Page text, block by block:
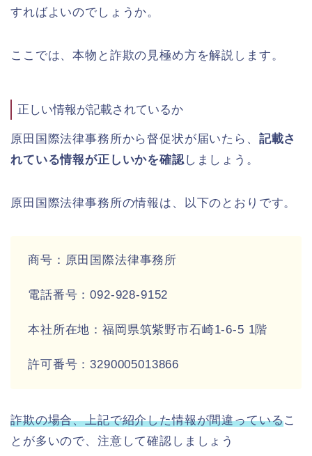
すればよいのでしょうか。
ここでは、本物と詐欺の見極め方を解説します。
正しい情報が記載されているか
原田国際法律事務所から督促状が届いたら、 記載さ
れている情報が正しいかを確認 しましょう。
原田国際法律事務所の情報は、以下のとおりです。
商号：原田国際法律事務所
電話番号：092-928-9152
本社所在地：福岡県筑紫野市石崎1-6-5 1階
許可番号：3290005013866
詐欺の場合、上記で紹介した情報が間違っているこ
とが多いので、注意して確認しましょう